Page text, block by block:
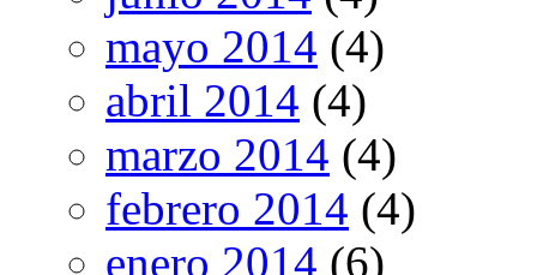
mayo 2014 (4)
abril 2014 (4)
marzo 2014 (4)
febrero 2014 (4)
enero 2014 (6)